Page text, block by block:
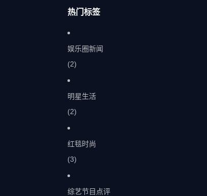
热门标签
娱乐圈新闻
(2)
明星生活
(2)
红毯时尚
(3)
综艺节目点评